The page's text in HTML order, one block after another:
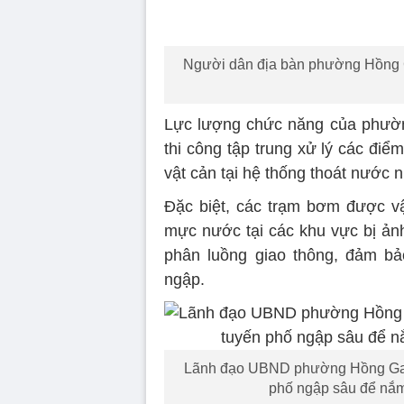
Người dân địa bàn phường Hồng
Lực lượng chức năng của
thi công tập trung xử lý các
vật cản tại hệ thống thoát nước
Đặc biệt, các trạm bơm được
mực nước tại các khu vực bị
phân luồng giao thông, đảm
ngập.
Lãnh đạo UBND phường Hồng
phố ngập sâu để